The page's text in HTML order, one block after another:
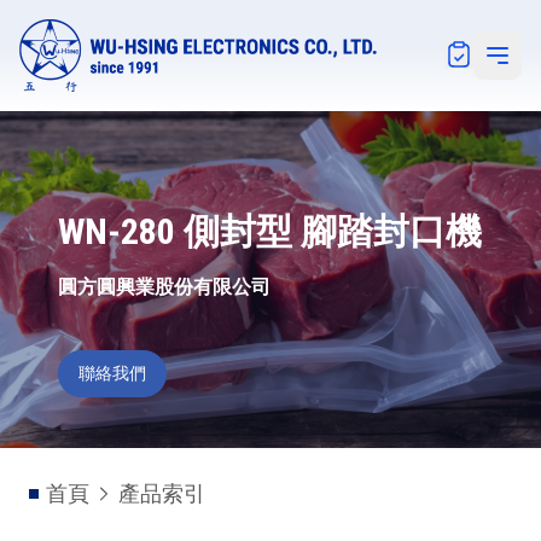
Open
WN-280 側封型 腳踏封口機
圓方圓興業股份有限公司
聯絡我們
首頁 產品索引